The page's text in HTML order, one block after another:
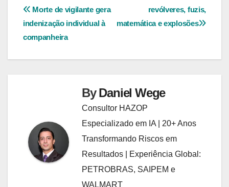
Navegação
de
Post
revólveres, fuzis,
matemática e explosões
Morte de vigilante gera
indenização individual à
companheira
ByDaniel Wege
Consultor HAZOP
Especializado em IA | 20+ Anos
Transformando Riscos em
Resultados | Experiência Global:
PETROBRAS, SAIPEM e
WALMART